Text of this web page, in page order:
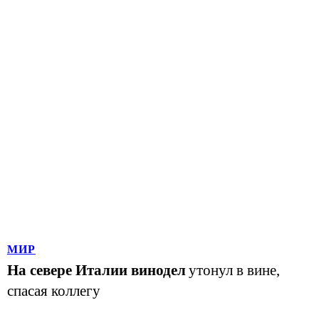
МИР
На севере Италии виноделутонул в вине,
спасая коллегу